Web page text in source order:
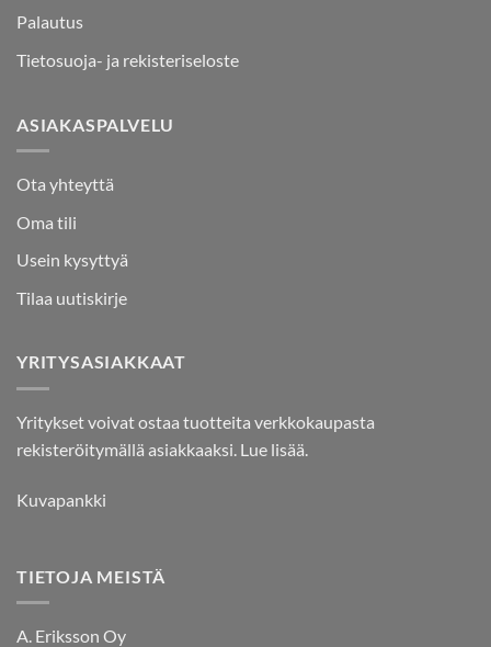
Palautus
Tietosuoja- ja rekisteriseloste
ASIAKASPALVELU
Ota yhteyttä
Oma tili
Usein kysyttyä
Tilaa uutiskirje
YRITYSASIAKKAAT
Yritykset voivat ostaa tuotteita verkkokaupasta
rekisteröitymällä asiakkaaksi. Lue lisää.
Kuvapankki
TIETOJA MEISTÄ
A. Eriksson Oy